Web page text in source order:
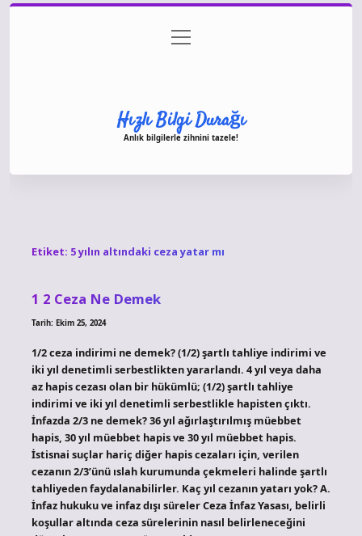
Gizlilik Politikası
menüyü
aç
Hızlı Bilgi Durağı
Anlık bilgilerle zihnini tazele!
Etiket: 5 yılın altındaki ceza yatar mı
1 2 Ceza Ne Demek
Tarih: Ekim 25, 2024
1/2 ceza indirimi ne demek? (1/2) şartlı tahliye indirimi ve
iki yıl denetimli serbestlikten yararlandı. 4 yıl veya daha
az hapis cezası olan bir hükümlü; (1/2) şartlı tahliye
indirimi ve iki yıl denetimli serbestlikle hapisten çıktı.
İnfazda 2/3 ne demek? 36 yıl ağırlaştırılmış müebbet
hapis, 30 yıl müebbet hapis ve 30 yıl müebbet hapis.
İstisnai suçlar hariç diğer hapis cezaları için, verilen
cezanın 2/3’ünü ıslah kurumunda çekmeleri halinde şartlı
tahliyeden faydalanabilirler. Kaç yıl cezanın yatarı yok? A.
İnfaz hukuku ve infaz dışı süreler Ceza İnfaz Yasası, belirli
koşullar altında ceza sürelerinin nasıl belirleneceğini